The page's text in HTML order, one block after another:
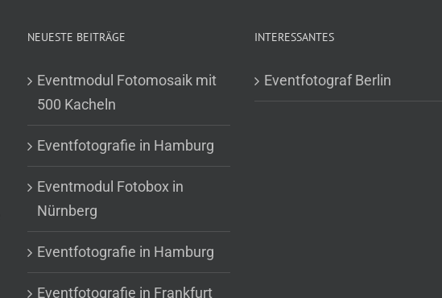
NEUESTE BEITRÄGE
Eventmodul Fotomosaik mit
500 Kacheln
Eventfotografie in Hamburg
Eventmodul Fotobox in
Nürnberg
Eventfotografie in Hamburg
Eventfotografie in Frankfurt
INTERESSANTES
Eventfotograf Berlin